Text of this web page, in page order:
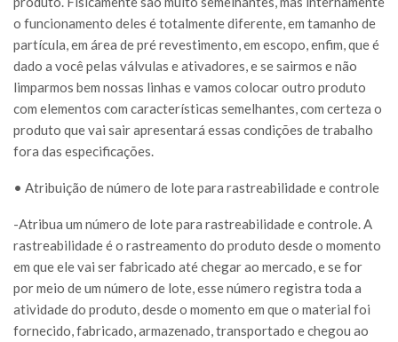
o funcionamento deles é totalmente diferente, em tamanho de
partícula, em área de pré revestimento, em escopo, enfim, que é
dado a você pelas válvulas e ativadores, e se sairmos e não
limparmos bem nossas linhas e vamos colocar outro produto
com elementos com características semelhantes, com certeza o
produto que vai sair apresentará essas condições de trabalho
fora das especificações.
• Atribuição de número de lote para rastreabilidade e controle
-Atribua um número de lote para rastreabilidade e controle. A
rastreabilidade é o rastreamento do produto desde o momento
em que ele vai ser fabricado até chegar ao mercado, e se for
por meio de um número de lote, esse número registra toda a
atividade do produto, desde o momento em que o material foi
fornecido, fabricado, armazenado, transportado e chegou ao